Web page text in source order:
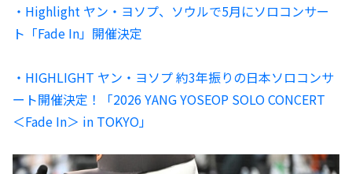
・Highlight ヤン・ヨソプ、ソウルで5月にソロコンサー
ト「Fade In」開催決定
・HIGHLIGHT ヤン・ヨソプ 約3年振りの日本ソロコンサ
ート開催決定！「2026 YANG YOSEOP SOLO CONCERT
＜Fade In＞ in TOKYO」